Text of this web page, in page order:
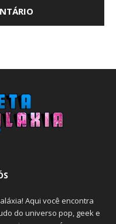
Aqui você encontra
do universo pop, geek e